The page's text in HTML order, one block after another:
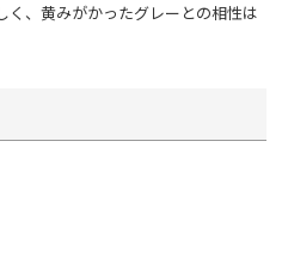
く、黄みがかったグレーとの相性は